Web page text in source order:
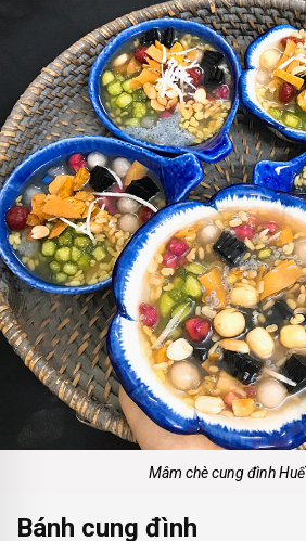
Mâm chè cung đình Huế
Bánh cung đình